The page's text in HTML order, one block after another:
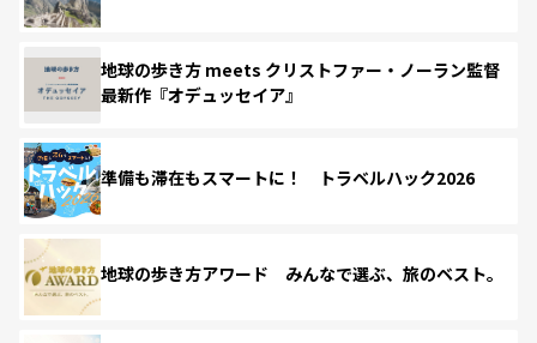
地球の歩き方 meets クリストファー・ノーラン監督
最新作『オデュッセイア』
準備も滞在もスマートに！ トラベルハック2026
地球の歩き方アワード みんなで選ぶ、旅のベスト。